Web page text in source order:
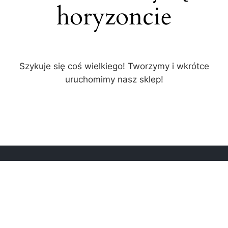
horyzoncie
Szykuje się coś wielkiego! Tworzymy i wkrótce
uruchomimy nasz sklep!